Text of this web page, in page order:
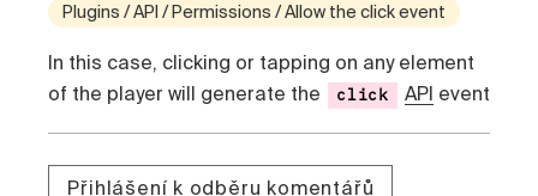
Plugins / API / Permissions / Allow the click event
In this case, clicking or tapping on any element
of the player will generate the
click API event
Přihlášení k odběru komentářů